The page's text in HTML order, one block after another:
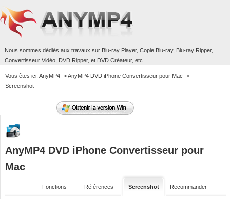
Nous sommes dédiés aux travaux sur Blu-ray Player, Copie Blu-ray, Blu-ray Ripper,
Convertisseur Vidéo, DVD Ripper, et DVD Créateur, etc.
Vous êtes ici: AnyMP4 ->AnyMP4 DVD iPhone Convertisseur pour Mac ->
Screenshot
AnyMP4 DVD iPhone Convertisseur pour
Mac
Fonctions Références Screenshot Recommander